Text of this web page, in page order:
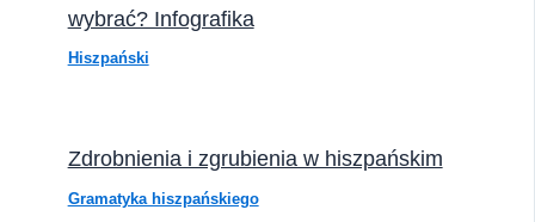
wybrać? Infografika
Hiszpański
Zdrobnienia i zgrubienia w hiszpańskim
Gramatyka hiszpańskiego